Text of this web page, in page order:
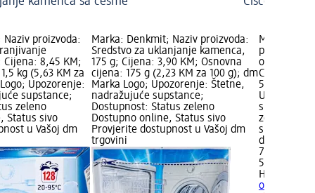
proizvoda:
Cijena: 8,45 KM;
kg (5,63 KM za
Upozorenje:
supstance;
zeleno
Status sivo
u Vašoj dm
Marka: Denkmit; Naziv proizvoda:
Sredstvo za uklanjanje kamenca,
175 g; Cijena: 3,90 KM; Osnovna
cijena: 175 g (2,23 KM za 100 g); dm
Marka Logo; Upozorenje: Štetne,
nadražujuće supstance;
Dostupnost: Status zeleno
Dostupno online, Status sivo
Provjerite dostupnost u Vašoj dm
trgovini
Marka:
proizvoda:
Cijena:
500 ml
supstance;
zeleno
sivo
dm trgovini
7,50 KM
500 ml
HEITMANN